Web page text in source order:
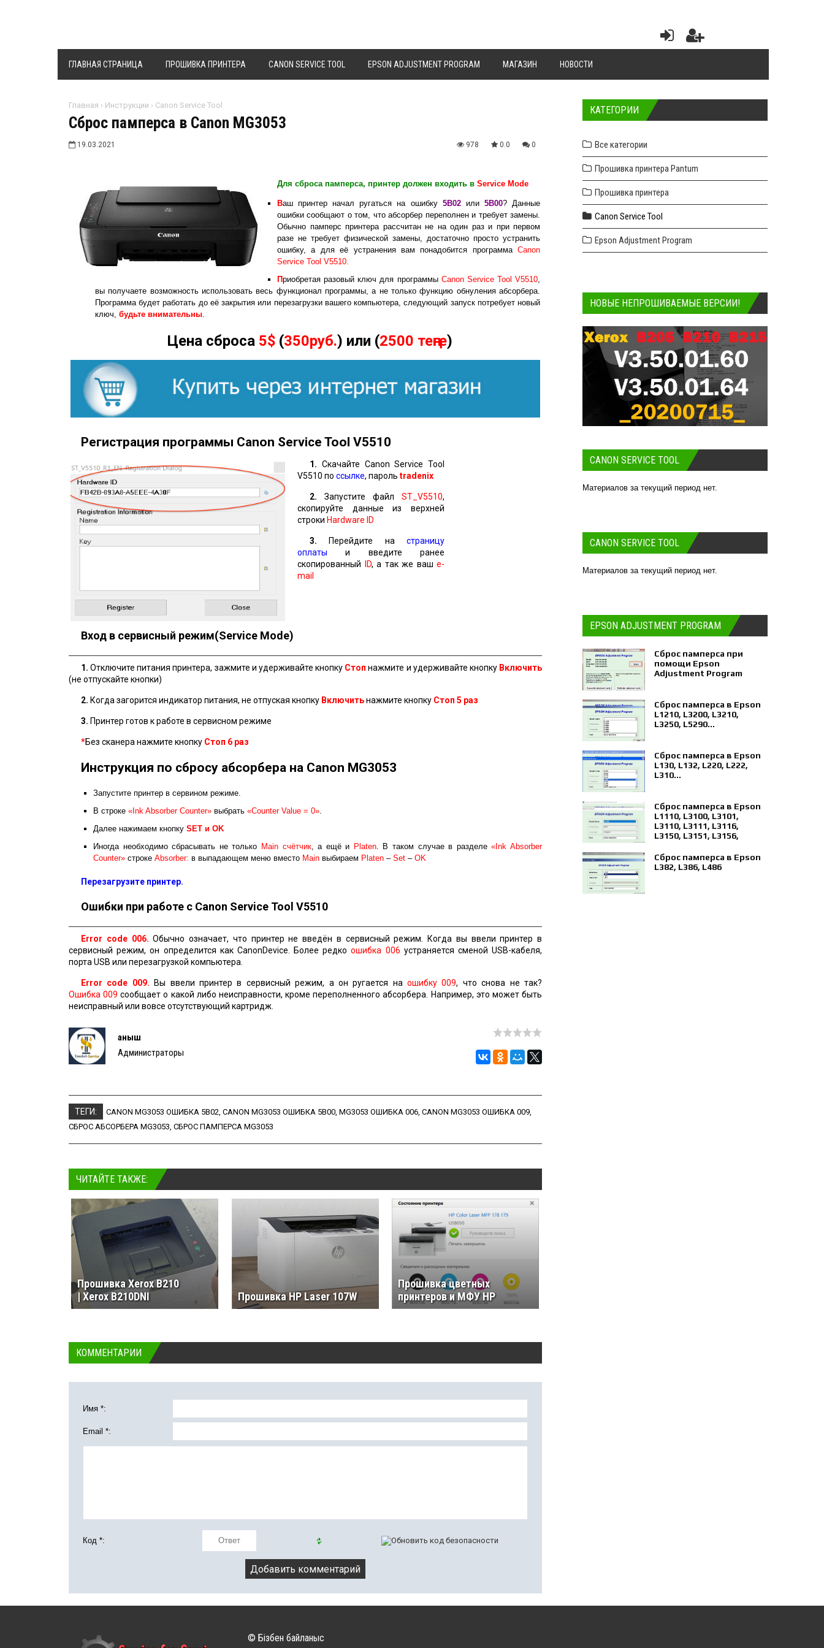
ГЛАВНАЯ СТРАНИЦА ПРОШИВКА ПРИНТЕРА CANON SERVICE TOOL EPSON ADJUSTMENT PROGRAM МАГАЗИН НОВОСТИ
Главная › Инструкции › Canon Service Tool
Сброс памперса в Canon MG3053
19.03.2021 978 0.0 0
Для сброса памперса, принтер должен входить в Service Mode
Ваш принтер начал ругаться на ошибку 5B02или 5B00? Данные
ошибки сообщают о том, что абсорбер переполнен и требует замены.
Обычно памперс принтера рассчитан не на один раз и при первом
разе не требует физической замены, достаточно просто устранить
ошибку, а для её устранения вам понадобится программа Canon
Service Tool V5510.
Приобретая разовый ключ для программы Canon Service Tool V5510,
вы получаете возможность использовать весь функционал программы, а не только функцию обнуления абсорбера.
Программа будет работать до её закрытия или перезагрузки вашего компьютера, следующий запуск потребует новый
ключ, будьте внимательны.
Цена сброса 5$(350руб.) или (2500 теңге)
Регистрация программы Canon Service Tool V5510
1. Скачайте Canon Service Tool
V5510 по ссылке, пароль tradenix
2. Запустите файл ST_V5510,
скопируйте данные из верхней
строки Hardware ID
3. Перейдите настраницу
оплаты и введите ранее
скопированный
ID, а так же ваш e-
mail
Вход в сервисный режим(Service Mode)
1. Отключите питания принтера, зажмите и удерживайте кнопку Стоп нажмите и удерживайте кнопку Включить
(не отпускайте кнопки)
2. Когда загорится индикатор питания, не отпуская кнопку Включитьнажмите кнопку Стоп 5 раз
3. Принтер готов к работе в сервисном режиме
*Без сканера нажмите кнопку Стоп 6 раз
Инструкция по сбросу абсорбера на Canon MG3053
Запустите принтер в сервином режиме.
В строке «Ink Absorber Counter» выбрать «Counter Value = 0».
Далее нажимаем кнопку SET и ОK
Иногда необходимо сбрасывать не только Main счётчик, а ещё и Platen. В таком случае в разделе«Ink Absorber
Counter» строке Absorber: в выпадающем меню вместо Main выбираем Platen – Set – OK
Перезагрузите принтер.
Ошибки при работе с Canon Service Tool V5510
Error code 006. Обычно означает, что принтер не введён в сервисный режим. Когда вы ввели принтер в
сервисный режим, он определится как CanonDevice. Более редкоошибка 006 устраняется сменой USB-кабеля,
порта USB или перезагрузкой компьютера.
Error code 009. Вы ввели принтер в сервисный режим, а он ругается наошибку 009, что снова не так?
Ошибка 009 сообщает о какой либо неисправности, кроме переполненного абсорбера. Например, это может быть
неисправный или вовсе отсутствующий картридж.
Қаныш
Администраторы
ТЕГИ: CANON MG3053 ОШИБКА 5B02, CANON MG3053 ОШИБКА 5B00, MG3053 ОШИБКА 006, CANON MG3053 ОШИБКА 009,
СБРОС АБСОРБЕРА MG3053, СБРОС ПАМПЕРСА MG3053
ЧИТАЙТЕ ТАКЖЕ:
Прошивка Xerox B210
| Xerox B210DNI
Прошивка HP Laser 107W
Прошивка цветных
принтеров и МФУ HP
КОММЕНТАРИИ
Имя *:
Email *:
Код *:
КАТЕГОРИИ
Все категории
Прошивка принтера Pantum
Прошивка принтера
Canon Service Tool
Epson Adjustment Program
НОВЫЕ НЕПРОШИВАЕМЫЕ ВЕРСИИ!
CANON SERVICE TOOL
Материалов за текущий период нет.
CANON SERVICE TOOL
Материалов за текущий период нет.
EPSON ADJUSTMENT PROGRAM
Сброс памперса при
помощи Epson
Adjustment Program
Сброс памперса в Epson
L1210, L3200, L3210,
L3250, L5290...
Сброс памперса в Epson
L130, L132, L220, L222,
L310...
Сброс памперса в Epson
L1110, L3100, L3101,
L3110, L3111, L3116,
L3150, L3151, L3156,
Сброс памперса в Epson
L382, L386, L486
© Бізбен байланыс